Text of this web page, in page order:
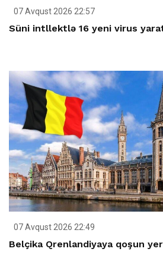
07 Avqust 2026 22:57
Süni intllektlə 16 yeni virus
07 Avqust 2026 22:49
Belçika Qrenlandiyaya qoşun